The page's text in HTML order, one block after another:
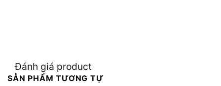
Đánh giá product
SẢN PHẨM TƯƠNG TỰ